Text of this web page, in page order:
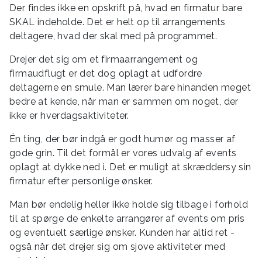
Der findes ikke en opskrift på, hvad en firmatur bare
SKAL indeholde. Det er helt op til arrangements
deltagere, hvad der skal med på programmet.
Drejer det sig om et firmaarrangement og
firmaudflugt er det dog oplagt at udfordre
deltagerne en smule. Man lærer bare hinanden meget
bedre at kende, når man er sammen om noget, der
ikke er hverdagsaktiviteter.
Én ting, der bør indgå er godt humør og masser af
gode grin. Til det formål er vores udvalg af events
oplagt at dykke ned i. Det er muligt at skræddersy sin
firmatur efter personlige ønsker.
Man bør endelig heller ikke holde sig tilbage i forhold
til at spørge de enkelte arrangører af events om pris
og eventuelt særlige ønsker. Kunden har altid ret -
også når det drejer sig om sjove aktiviteter med